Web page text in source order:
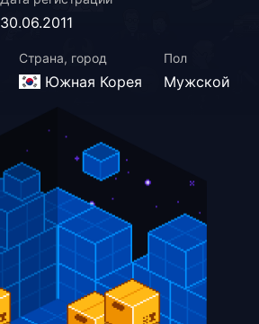
30.06.2011
Страна, город
Южная Корея
Пол
Мужской